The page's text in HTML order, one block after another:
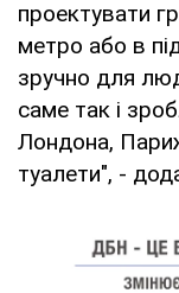
проектувати
метро або в
зручно для
саме так і
Лондона,
туалети", -